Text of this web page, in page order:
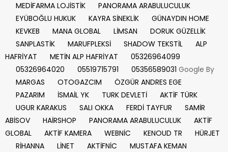
MEDİFARMA LOJİSTİK
PANORAMA ARABULUCULUK
EYÜBOĞLU HUKUK
KAYRA SİNEKLİK
GÜNAYDIN HOME
KEVKEB
MANA GLOBAL LİMSAN
DORUK GÜZELLİK
SANPLASTİK
MARUFPLEKSİ SHADOW TEKSTİL
ALP
HAFRİYAT
METİN ALP HAFRİYAT
05326964099
05326964020
05519715791 05356589031 Google By
MARGAS
OTOGAZCIM
ÖZGÜR ANDRES EGE
PAZARIM
İSMAİL YK TURK DEVLETİ
AKTİF TÜRK
UGUR KARAKUS
SALI OKKA FERDİ TAYFUR
SAMİR
ABİSOV
HAİRSHOP PANORAMA ARABULUCULUK
AKTİF
GLOBAL
AKTİF KAMERA WEBNİC KENOUD TR
HÜRJET
RİHANNA
LİNET AKTİFNİC
MUSTAFA KEMAN